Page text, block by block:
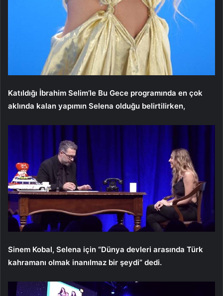
Katıldığı İbrahim Selim’le Bu Gece programında en çok
aklında kalan yapımın Selena olduğu belirtilirken,
Sinem Kobal, Selena için “Dünya devleri arasında Türk
kahramanı olmak inanılmaz bir şeydi” dedi.